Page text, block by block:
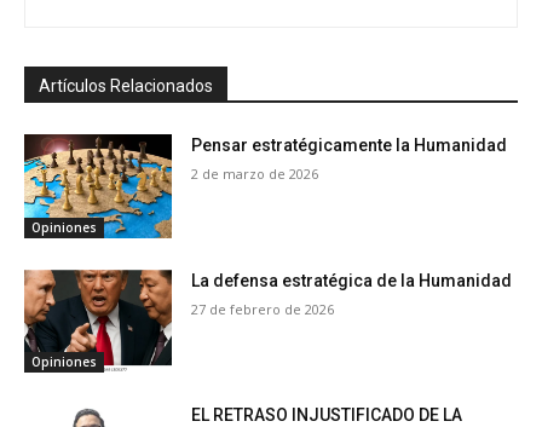
Artículos Relacionados
Opiniones
Pensar estratégicamente la Humanidad
2 de marzo de 2026
Opiniones
La defensa estratégica de la Humanidad
27 de febrero de 2026
EL RETRASO INJUSTIFICADO DE LA